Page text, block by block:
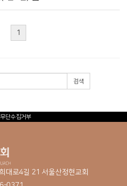
1
검색
단수집거부
대로4길 21 서울산정현교회